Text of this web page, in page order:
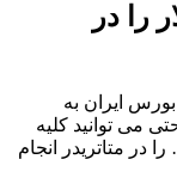
را در
ایران به
می توانید کلیه
در متاتریدر انجام